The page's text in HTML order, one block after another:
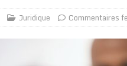
Juridique Commentaires